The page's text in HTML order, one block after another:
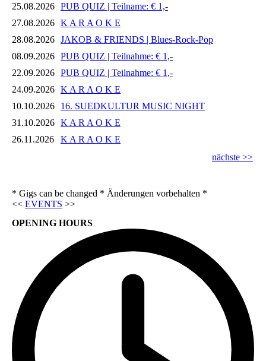
25.08.2026 PUB QUIZ | Teilname: € 1,-
27.08.2026 K A R A O K E
28.08.2026 JAKOB & FRIENDS | Blues-Rock-Pop
08.09.2026 PUB QUIZ | Teilnahme: € 1,-
22.09.2026 PUB QUIZ | Teilnahme: € 1,-
24.09.2026 K A R A O K E
10.10.2026
16. SUEDKULTUR MUSIC NIGHT
31.10.2026 K A R A O K E
26.11.2026
K A R A O K E
nächste >>
* Gigs can be changed * Änderungen vorbehalten *
<< EVENTS >>
OPENING HOURS